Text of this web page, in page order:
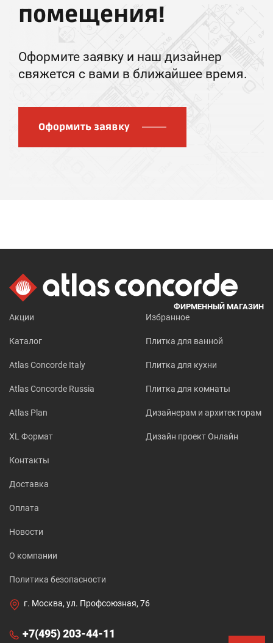
помещения!
Оформите заявку и наш дизайнер
свяжется с вами в ближайшее время.
Оформить заявку
ФИРМЕННЫЙ МАГАЗИН
Акции
Каталог
Atlas Concorde Italy
Atlas Concorde Russia
Atlas Plan
XL Формат
Избранное
Плитка для ванной
Плитка для кухни
Плитка для комнаты
Дизайнерам и архитекторам
Дизайн проект Онлайн
Контакты
Доставка
Оплата
Новости
О компании
Политика безопасности
г. Москва, ул. Профсоюзная, 76
+7(495) 203-44-11